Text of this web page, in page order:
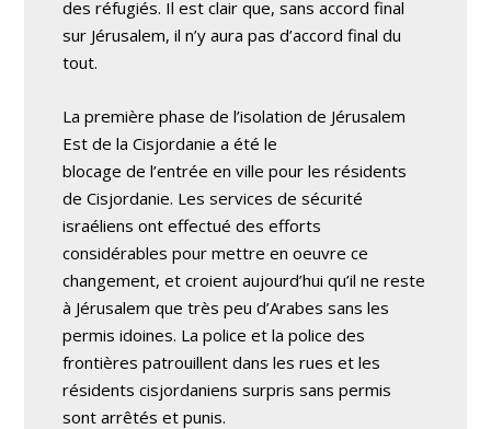
des réfugiés. Il est clair que, sans accord final
sur Jérusalem, il n’y aura pas d’accord final du
tout.
La première phase de l’isolation de Jérusalem
Est de la Cisjordanie a été le
blocage de l’entrée en ville pour les résidents
de Cisjordanie. Les services de sécurité
israéliens ont effectué des efforts
considérables pour mettre en oeuvre ce
changement, et croient aujourd’hui qu’il ne reste
à Jérusalem que très peu d’Arabes sans les
permis idoines. La police et la police des
frontières patrouillent dans les rues et les
résidents cisjordaniens surpris sans permis
sont arrêtés et punis.